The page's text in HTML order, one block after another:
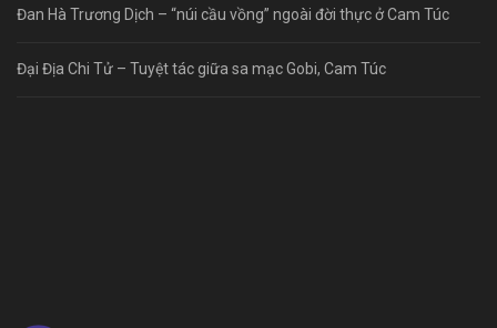
Đan Hà Trương Dịch – “núi cầu vồng” ngoài đời thực ở Cam Túc
Đại Địa Chi Tử – Tuyệt tác giữa sa mạc Gobi, Cam Túc